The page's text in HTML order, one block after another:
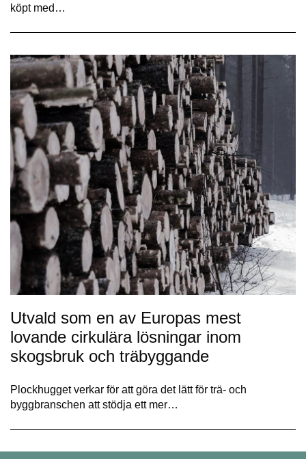
köpt med…
Utvald som en av Europas mest
lovande cirkulära lösningar inom
skogsbruk och träbyggande
Plockhugget verkar för att göra det lätt för trä- och
byggbranschen att stödja ett mer…